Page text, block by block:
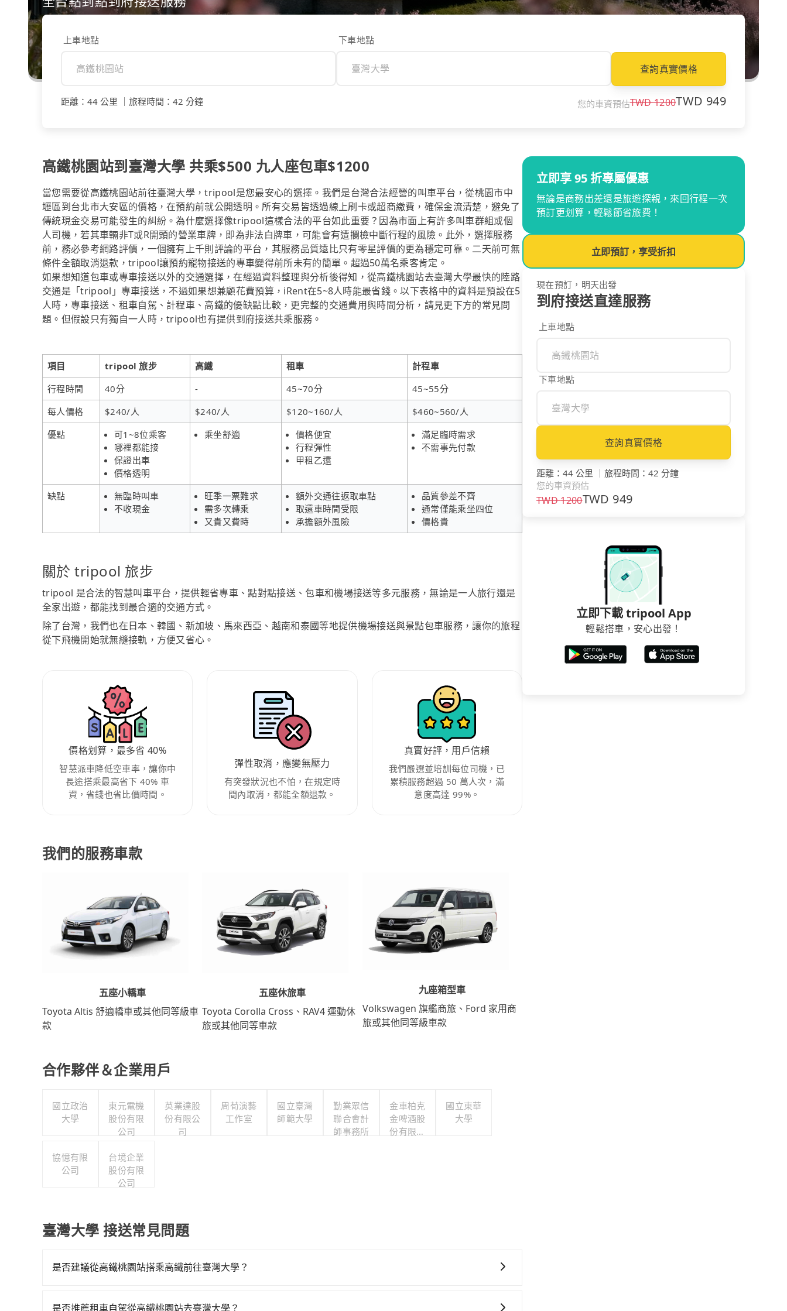
上車地點 下車地點
查詢真實價格
距離 ： 44 公里 旅程時間 ： 42 分鐘 您的車資預估TWD1200TWD 949
高鐵桃園站到臺灣大學 共乘$500 九人座包車$1200
當您需要從高鐵桃園站前往臺灣大學，tripool是您最安心的選擇。我們是台灣合法經營的叫車平台，從桃園市中
壢區到台北市大安區的價格，在預約前就公開透明。所有交易皆透過線上刷卡或超商繳費，確保金流清楚，避免了
傳統現金交易可能發生的糾紛。為什麼選擇像tripool這樣合法的平台如此重要？因為市面上有許多叫車群組或個
人司機，若其車輛非T或R開頭的營業車牌，即為非法白牌車，可能會有遭攔檢中斷行程的風險。此外，選擇服務
前，務必參考網路評價，一個擁有上千則評論的平台，其服務品質遠比只有零星評價的更為穩定可靠。二天前可無
條件全額取消退款，tripool讓預約寵物接送的專車變得前所未有的簡單。超過50萬名乘客肯定。
如果想知道包車或專車接送以外的交通選擇，在經過資料整理與分析後得知，從高鐵桃園站去臺灣大學最快的陸路
交通是「tripool」專車接送，不過如果想兼顧花費預算，iRent在5~8人時能最省錢。以下表格中的資料是預設在5
人時，專車接送、租車自駕、計程車、高鐵的優缺點比較，更完整的交通費用與時間分析，請見更下方的常見問
題。但假設只有獨自一人時，tripool也有提供到府接送共乘服務。
項目 tripool 旅步 高鐵 租車
計程車
行程時間
40分 - 45~70分
45~55分
每人價格
$240/人 $240/人 $120~160/人
$460~560/人
優點
可1~8位乘客
哪裡都能接
保證出車
價格透明
乘坐舒適
價格便宜
行程彈性
甲租乙還
滿足臨時需求
不需事先付款
缺點
無臨時叫車
不收現金
旺季一票難求
需多次轉乘
又貴又費時
額外交通往返取車點
取還車時間受限
承擔額外風險
品質參差不齊
通常僅能乘坐四位
價格貴
關於 tripool 旅步
tripool 是合法的智慧叫車平台，提供輕省專車、點對點接送、包車和機場接送等多元服務，無論是一人旅行還是
全家出遊，都能找到最合適的交通方式。
除了台灣，我們也在日本、韓國、新加坡、馬來西亞、越南和泰國等地提供機場接送與景點包車服務，讓你的旅程
從下飛機開始就無縫接軌，方便又省心。
價格划算，最多省 40%
智慧派車降低空車率，讓你中
長途搭乘最高省下 40% 車
資，省錢也省比價時間。
彈性取消，應變無壓力
有突發狀況也不怕，在規定時
間內取消，都能全額退款。
真實好評，用戶信賴
我們嚴選並培訓每位司機，已
累積服務超過 50 萬人次，滿
意度高達 99%。
我們的服務車款
五座小轎車
Toyota Altis 舒適轎車或其他同等級車
款
五座休旅車
Toyota Corolla Cross、RAV4 運動休
旅或其他同等車款
九座箱型車
Volkswagen 旗艦商旅、Ford 家用商
旅或其他同等級車款
合作夥伴＆企業用戶
國立政治
大學
東元電機
股份有限
公司
英業達股
份有限公
司
周荀演藝
工作室
國立臺灣
師範大學
勤業眾信
聯合會計
師事務所
金車柏克
金啤酒股
份有限公
國立東華
大學
協憶有限
公司
台境企業
股份有限
公司
臺灣大學 接送常見問題
是否建議從高鐵桃園站搭乘高鐵前往臺灣大學？
車次，從最早06:49到23:40，過了末班車到清晨的時段，還是要找其他交通方案。假設從高鐵桃園站 (桃園市中
是否推薦租車自駕從高鐵桃園站去臺灣大學？
立即享 95 折專屬優惠
無論是商務出差還是旅遊探親，來回行程一次
預訂更划算，輕鬆節省旅費！
立即預訂，享受折扣
現在預訂，明天出發
到府接送直達服務
上車地點
下車地點
查詢真實價格
距離 ： 44 公里 ｜ 旅程時間 ： 42 分鐘
您的車資預估
TWD1200TWD 949
立即下載 tripool App
輕鬆搭車，安心出發！